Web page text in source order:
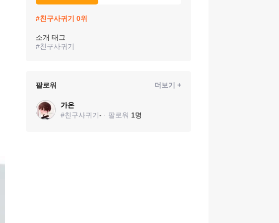
#친구사귀기 0위
소개 태그
#친구사귀기
팔로워 더보기 +
가온
#친구사귀기- · 팔로워 1 명